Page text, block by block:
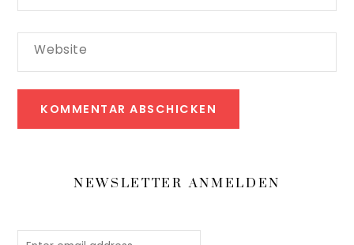
Website
NEWSLETTER ANMELDEN